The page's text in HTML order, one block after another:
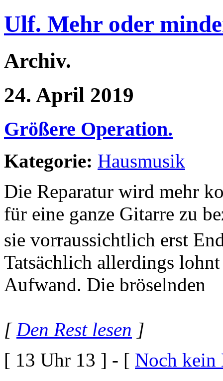
Ulf. Mehr oder
Archiv.
24. April 2019
Größere Operation.
Kategorie: Hausmusik
Die Reparatur wird mehr
für eine ganze Gitarre zu
sie vorraussichtlich erst
Tatsächlich allerdings
Aufwand. Die bröselnden
[Den Rest lesen ]
[ 13 Uhr 13 ] - [ Noch kein